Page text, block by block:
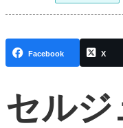
Facebook X
セルジ